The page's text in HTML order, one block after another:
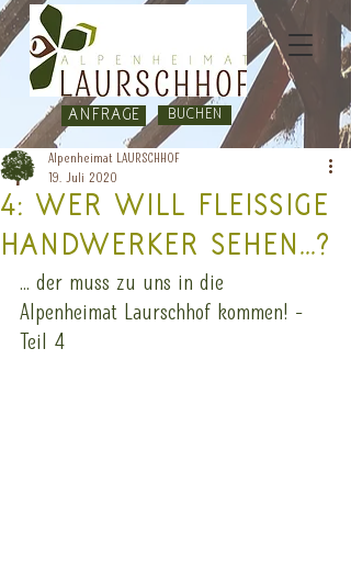
BUCHEN
Anfrage
4: Wer will fleissige
Handwerker sehen...?
Alpenheimat LAURSCHHOF
19. Juli 2020
... der muss zu uns in die
Alpenheimat Laurschhof kommen! -
Teil 4